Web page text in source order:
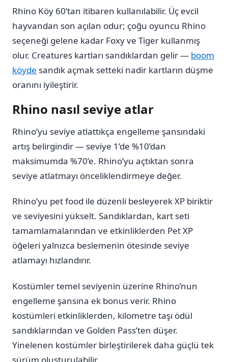
Rhino Köy 60’tan itibaren kullanılabilir. Üç evcil
hayvandan son açılan odur; çoğu oyuncu Rhino
seçeneği gelene kadar Foxy ve Tiger kullanmış
olur. Creatures kartları sandıklardan gelir — boom
köyde sandık açmak setteki nadir kartların düşme
oranını iyileştirir.
Rhino nasıl seviye atlar
Rhino’yu seviye atlattıkça engelleme şansındaki
artış belirgindir — seviye 1’de %10’dan
maksimumda %70’e. Rhino’yu açtıktan sonra
seviye atlatmayı önceliklendirmeye değer.
Rhino’yu pet food ile düzenli besleyerek XP biriktir
ve seviyesini yükselt. Sandıklardan, kart seti
tamamlamalarından ve etkinliklerden Pet XP
öğeleri yalnızca beslemenin ötesinde seviye
atlamayı hızlandırır.
Kostümler temel seviyenin üzerine Rhino’nun
engelleme şansına ek bonus verir. Rhino
kostümleri etkinliklerden, kilometre taşı ödül
sandıklarından ve Golden Pass’ten düşer.
Yinelenen kostümler birleştirilerek daha güçlü tek
sürüm oluşturulabilir.